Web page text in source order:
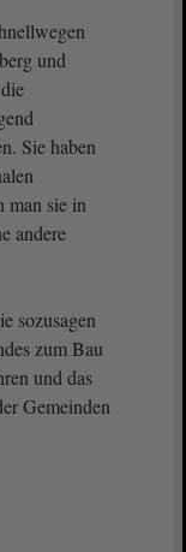
und
Sie haben
man sie in
andere
sozusagen
zum Bau
und das
Gemeinden